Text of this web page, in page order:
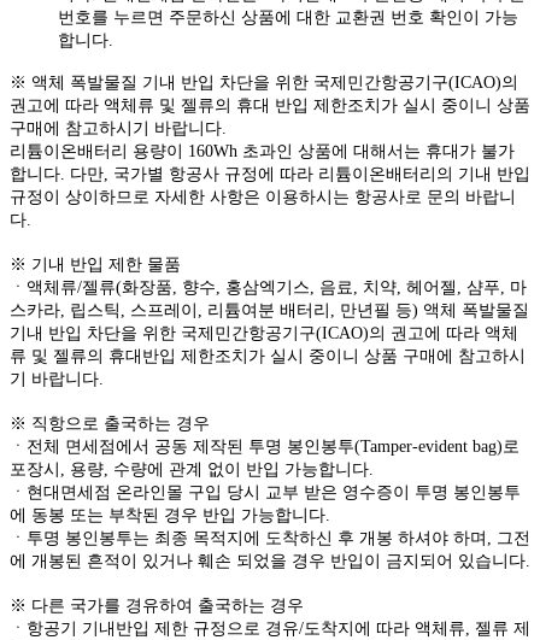
번호를 누르면 주문하신 상품에 대한 교환권 번호 확인이 가능
합니다.
※ 액체 폭발물질 기내 반입 차단을 위한 국제민간항공기구(ICAO)의
권고에 따라 액체류 및 젤류의 휴대 반입 제한조치가 실시 중이니 상품
구매에 참고하시기 바랍니다.
리튬이온배터리 용량이 160Wh 초과인 상품에 대해서는 휴대가 불가
합니다. 다만, 국가별 항공사 규정에 따라 리튬이온배터리의 기내 반입
규정이 상이하므로 자세한 사항은 이용하시는 항공사로 문의 바랍니
다.
※ 기내 반입 제한 물품
ㆍ액체류/젤류(화장품, 향수, 홍삼엑기스, 음료, 치약, 헤어젤, 샴푸, 마
스카라, 립스틱, 스프레이, 리튬여분 배터리, 만년필 등) 액체 폭발물질
기내 반입 차단을 위한 국제민간항공기구(ICAO)의 권고에 따라 액체
류 및 젤류의 휴대반입 제한조치가 실시 중이니 상품 구매에 참고하시
기 바랍니다.
※ 직항으로 출국하는 경우
ㆍ전체 면세점에서 공동 제작된 투명 봉인봉투(Tamper-evident bag)로
포장시, 용량, 수량에 관계 없이 반입 가능합니다.
ㆍ현대면세점 온라인몰 구입 당시 교부 받은 영수증이 투명 봉인봉투
에 동봉 또는 부착된 경우 반입 가능합니다.
ㆍ투명 봉인봉투는 최종 목적지에 도착하신 후 개봉 하셔야 하며, 그전
에 개봉된 흔적이 있거나 훼손 되었을 경우 반입이 금지되어 있습니다.
※ 다른 국가를 경유하여 출국하는 경우
ㆍ항공기 기내반입 제한 규정으로 경유/도착지에 따라 액체류, 젤류 제